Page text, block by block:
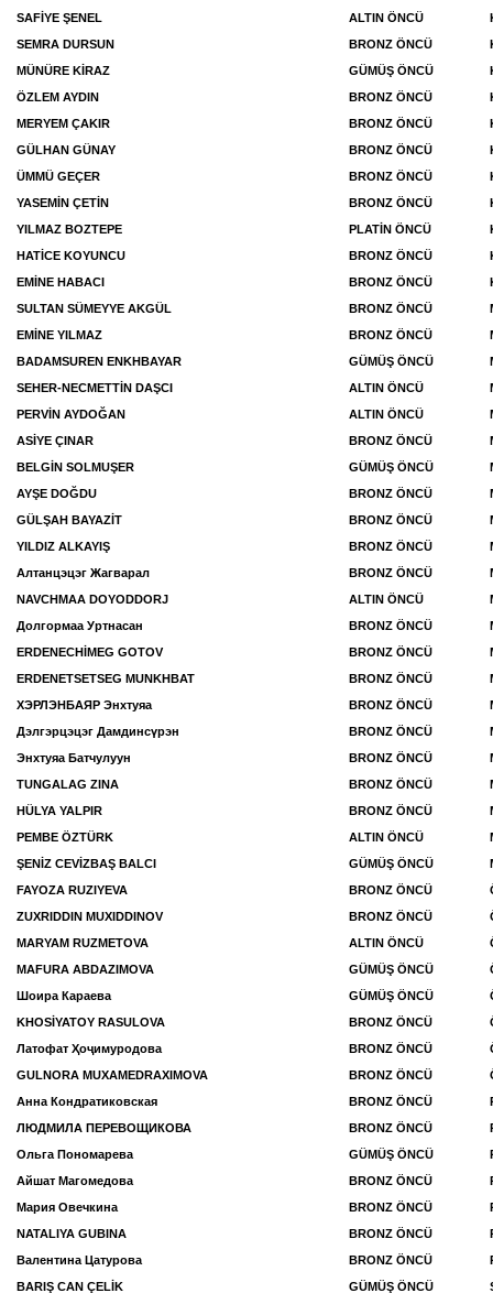
SAFİYE ŞENEL
ALTIN ÖNCÜ
SEMRA DURSUN
BRONZ ÖNCÜ
MÜNÜRE KİRAZ
GÜMÜŞ ÖNCÜ
ÖZLEM AYDIN
BRONZ ÖNCÜ
MERYEM ÇAKIR
BRONZ ÖNCÜ
GÜLHAN GÜNAY
BRONZ ÖNCÜ
ÜMMÜ GEÇER
BRONZ ÖNCÜ
YASEMİN ÇETİN
BRONZ ÖNCÜ
YILMAZ BOZTEPE
PLATİN ÖNCÜ
HATİCE KOYUNCU
BRONZ ÖNCÜ
EMİNE HABACI
BRONZ ÖNCÜ
SULTAN SÜMEYYE AKGÜL
BRONZ ÖNCÜ
EMİNE YILMAZ
BRONZ ÖNCÜ
BADAMSUREN ENKHBAYAR
GÜMÜŞ ÖNCÜ
SEHER-NECMETTİN DAŞCI
ALTIN ÖNCÜ
PERVİN AYDOĞAN
ALTIN ÖNCÜ
ASİYE ÇINAR
BRONZ ÖNCÜ
BELGİN SOLMUŞER
GÜMÜŞ ÖNCÜ
AYŞE DOĞDU
BRONZ ÖNCÜ
GÜLŞAH BAYAZİT
BRONZ ÖNCÜ
YILDIZ ALKAYIŞ
BRONZ ÖNCÜ
Алтанцэцэг Жагварал
BRONZ ÖNCÜ
NAVCHMAA DOYODDORJ
ALTIN ÖNCÜ
Долгормаа Уртнасан
BRONZ ÖNCÜ
ERDENECHİMEG GOTOV
BRONZ ÖNCÜ
ERDENETSETSEG MUNKHBAT
BRONZ ÖNCÜ
ХЭРЛЭНБАЯР Энхтуяа
BRONZ ÖNCÜ
Дэлгэрцэцэг Дамдинсүрэн
BRONZ ÖNCÜ
Энхтуяа Батчулуун
BRONZ ÖNCÜ
TUNGALAG ZINA
BRONZ ÖNCÜ
HÜLYA YALPIR
BRONZ ÖNCÜ
PEMBE ÖZTÜRK
ALTIN ÖNCÜ
ŞENİZ CEVİZBAŞ BALCI
GÜMÜŞ ÖNCÜ
FAYOZA RUZIYEVA
BRONZ ÖNCÜ
ZUXRIDDIN MUXIDDINOV
BRONZ ÖNCÜ
MARYAM RUZMETOVA
ALTIN ÖNCÜ
MAFURA ABDAZIMOVA
GÜMÜŞ ÖNCÜ
Шоира Караева
GÜMÜŞ ÖNCÜ
KHOSİYATOY RASULOVA
BRONZ ÖNCÜ
Латофат Ҳоҷимуродова
BRONZ ÖNCÜ
GULNORA MUXAMEDRAXIMOVA
BRONZ ÖNCÜ
Анна Кондратиковская
BRONZ ÖNCÜ
ЛЮДМИЛА ПЕРЕВОЩИКОВА
BRONZ ÖNCÜ
Ольга Пономарева
GÜMÜŞ ÖNCÜ
Айшат Магомедова
BRONZ ÖNCÜ
Мария Овечкина
BRONZ ÖNCÜ
NATALIYA GUBINA
BRONZ ÖNCÜ
Валентина Цатурова
BRONZ ÖNCÜ
BARIŞ CAN ÇELİK
GÜMÜŞ ÖNCÜ